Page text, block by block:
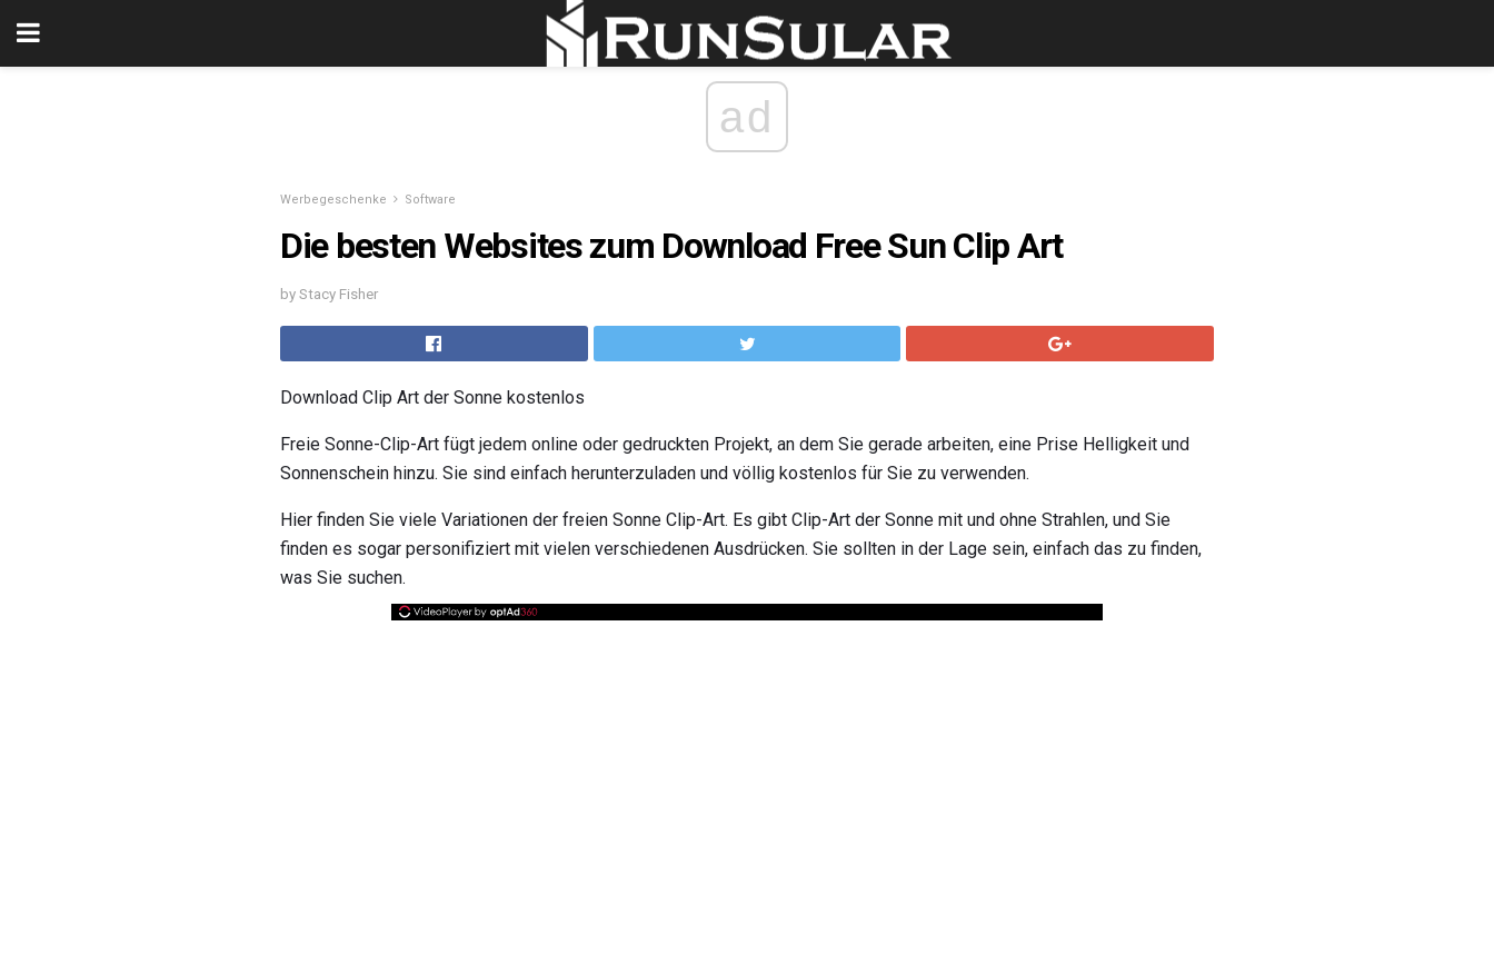
ad
Werbegeschenke Software
Die besten Websites zum Download Free Sun Clip Art
by Stacy Fisher
Download Clip Art der Sonne kostenlos
Freie Sonne-Clip-Art fügt jedem online oder gedruckten Projekt, an dem Sie gerade arbeiten, eine Prise Helligkeit und
Sonnenschein hinzu. Sie sind einfach herunterzuladen und völlig kostenlos für Sie zu verwenden.
Hier finden Sie viele Variationen der freien Sonne Clip-Art. Es gibt Clip-Art der Sonne mit und ohne Strahlen, und Sie
finden es sogar personifiziert mit vielen verschiedenen Ausdrücken. Sie sollten in der Lage sein, einfach das zu finden,
was Sie suchen.